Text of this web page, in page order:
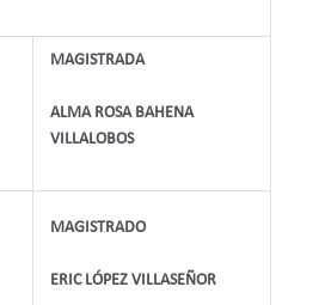
MAGISTRADA
ALMA ROSA BAHENA
VILLALOBOS
MAGISTRADO
ERIC LÓPEZ VILLASEÑOR